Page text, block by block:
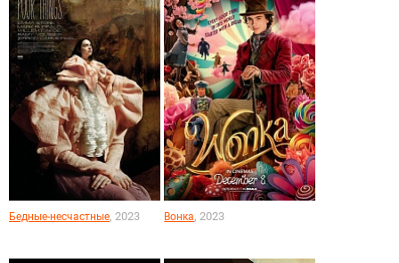
Бедные-несчастные, 2023 Вонка, 2023